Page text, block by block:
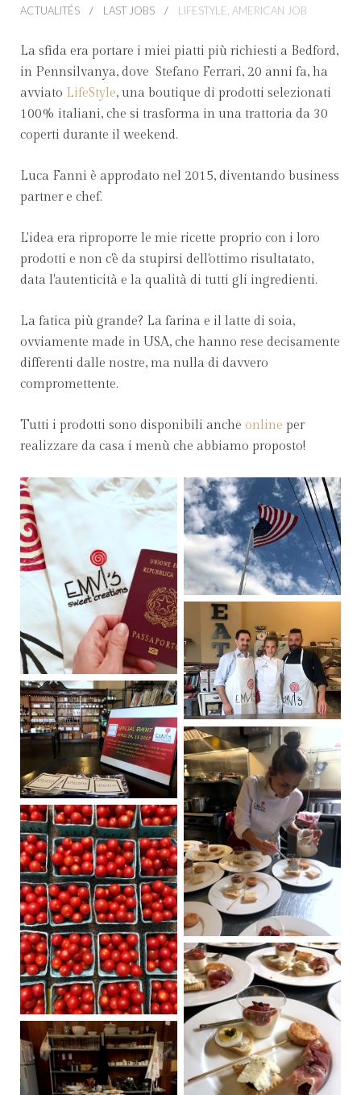
ACTUALITÉS LAST JOBS LIFESTYLE, AMERICAN JOB
La sfida era portare i miei piatti più richiesti a Bedford,
in Pennsilvanya, dove Stefano Ferrari, 20 anni fa, ha
avviato LifeStyle, una boutique di prodotti selezionati
100% italiani, che si trasforma in una trattoria da 30
coperti durante il weekend.
Luca Fanni è approdato nel 2015, diventando business
partner e chef.
L'idea era riproporre le mie ricette proprio con i loro
prodotti e non c'è da stupirsi dell'ottimo risultatato,
data l'autenticità e la qualità di tutti gli ingredienti.
La fatica più grande? La farina e il latte di soia,
ovviamente made in USA, che hanno rese decisamente
differenti dalle nostre, ma nulla di davvero
compromettente.
Tutti i prodotti sono disponibili anche online per
realizzare da casa i menù che abbiamo proposto!